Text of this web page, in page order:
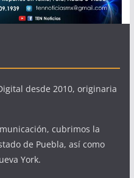
desde 2010, originaria
cubrimos la
de Puebla, así como
York.